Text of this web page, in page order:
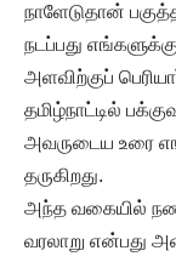
நாளேடுதான்
நடப்பது
அளவிற்குப்
தமிழ்நாட்டில்
அவருடைய உரை
தருகிறது.
அந்த வகையில்
வரலாறு என்பது